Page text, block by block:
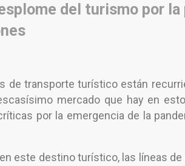
del turismo por
de transporte turístico están
mercado que hay en
por la emergencia de la
este destino turístico, las líneas